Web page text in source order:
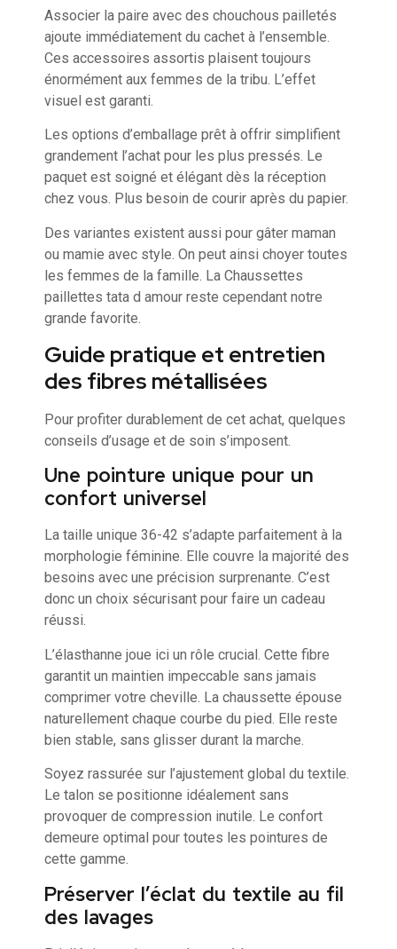
Associer la paire avec des chouchous pailletés
ajoute immédiatement du cachet à l’ensemble.
Ces accessoires assortis plaisent toujours
énormément aux femmes de la tribu. L’effet
visuel est garanti.
Les options d’emballage prêt à offrir simplifient
grandement l’achat pour les plus pressés. Le
paquet est soigné et élégant dès la réception
chez vous. Plus besoin de courir après du papier.
Des variantes existent aussi pour gâter maman
ou mamie avec style. On peut ainsi choyer toutes
les femmes de la famille. La Chaussettes
paillettes tata d amour reste cependant notre
grande favorite.
Guide pratique et entretien
des fibres métallisées
Pour profiter durablement de cet achat, quelques
conseils d’usage et de soin s’imposent.
Une pointure unique pour un
confort universel
La taille unique 36-42 s’adapte parfaitement à la
morphologie féminine. Elle couvre la majorité des
besoins avec une précision surprenante. C’est
donc un choix sécurisant pour faire un cadeau
réussi.
L’élasthanne joue ici un rôle crucial. Cette fibre
garantit un maintien impeccable sans jamais
comprimer votre cheville. La chaussette épouse
naturellement chaque courbe du pied. Elle reste
bien stable, sans glisser durant la marche.
Soyez rassurée sur l’ajustement global du textile.
Le talon se positionne idéalement sans
provoquer de compression inutile. Le confort
demeure optimal pour toutes les pointures de
cette gamme.
Préserver l’éclat du textile au fil
des lavages